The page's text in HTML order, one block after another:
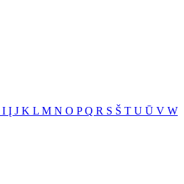
I Į J K L M N O PQ R S Š T U Ū V W